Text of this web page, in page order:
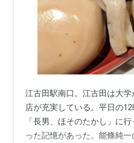
江古田駅南口。江古田は大
店が充実している。平日の
「長男、ほそのたかし」に
った記憶があった。能條純